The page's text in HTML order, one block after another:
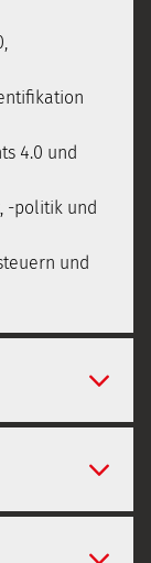
4.0 und
-politik und
und